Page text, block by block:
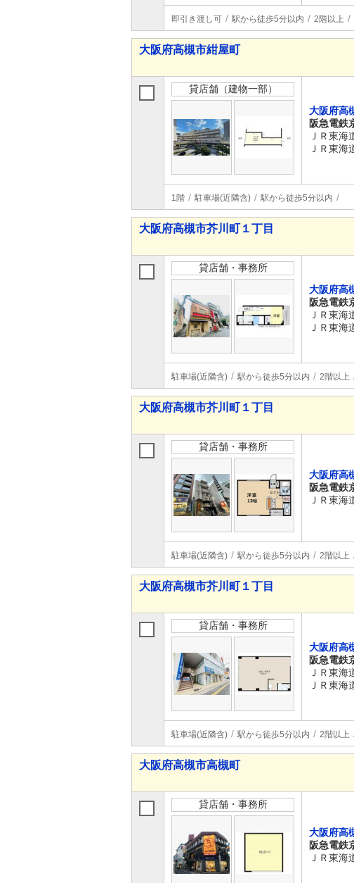
即引き渡し可 駅から徒歩5分以内 2階以上
大阪府高槻市紺屋町
貸店舗（建物一部）
大阪府高
阪急電鉄
ＪＲ東
ＪＲ東
1階 駐車場(近隣含) 駅から徒歩5分以内
大阪府高槻市芥川町１丁目
貸店舗・事務所
大阪府高
阪急電鉄
ＪＲ東
ＪＲ東
駐車場(近隣含) 駅から徒歩5分以内 2階以上
大阪府高槻市芥川町１丁目
貸店舗・事務所
大阪府高
阪急電鉄
ＪＲ東
駐車場(近隣含) 駅から徒歩5分以内 2階以上
大阪府高槻市芥川町１丁目
貸店舗・事務所
大阪府高
阪急電鉄
ＪＲ東
ＪＲ東
駐車場(近隣含) 駅から徒歩5分以内 2階以上
大阪府高槻市高槻町
貸店舗・事務所
大阪府高
阪急電鉄
ＪＲ東